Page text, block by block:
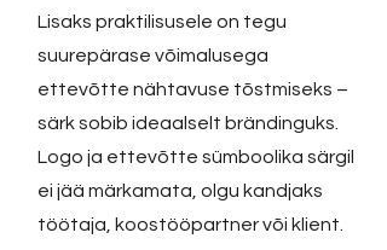
Lisaks praktilisusele on tegu
suurepärase võimalusega
ettevõtte nähtavuse tõstmiseks –
särk sobib ideaalselt brändinguks.
Logo ja ettevõtte sümboolika särgil
ei jää märkamata, olgu kandjaks
töötaja, koostööpartner või klient.